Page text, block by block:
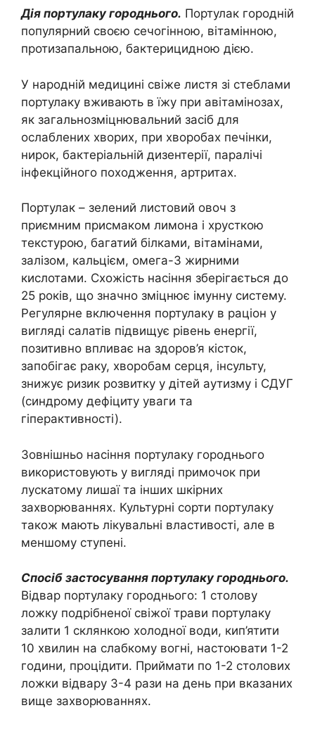
Дія портулаку городнього. Портулак городній
популярний своєю сечогінною, вітамінною,
протизапальною, бактерицидною дією.
У народній медицині свіже листя зі стеблами
портулаку вживають в їжу при авітамінозах,
як загальнозміцнювальний засіб для
ослаблених хворих, при хворобах печінки,
нирок, бактеріальній дизентерії, паралічі
інфекційного походження, артритах.
Портулак – зелений листовий овоч з
приємним присмаком лимона і хрусткою
текстурою, багатий білками, вітамінами,
залізом, кальцієм, омега-3 жирними
кислотами. Схожість насіння зберігається до
25 років, що значно зміцнює імунну систему.
Регулярне включення портулаку в раціон у
вигляді салатів підвищує рівень енергії,
позитивно впливає на здоров’я кісток,
запобігає раку, хворобам серця, інсульту,
знижує ризик розвитку у дітей аутизму і СДУГ
(синдрому дефіциту уваги та
гіперактивності).
Зовнішньо насіння портулаку городнього
використовують у вигляді примочок при
лускатому лишаї та інших шкірних
захворюваннях. Культурні сорти портулаку
також мають лікувальні властивості, але в
меншому ступені.
Спосіб застосування портулаку городнього.
Відвар портулаку городнього: 1 столову
ложку подрібненої свіжої трави портулаку
залити 1 склянкою холодної води, кип’ятити
10 хвилин на слабкому вогні, настоювати 1-2
години, процідити. Приймати по 1-2 столових
ложки відвару 3-4 рази на день при вказаних
вище захворюваннях.